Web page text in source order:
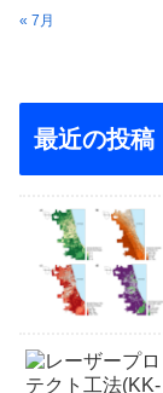
« 7月
最近の投稿